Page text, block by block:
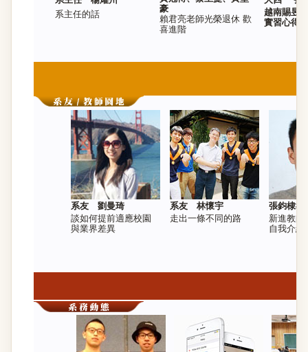
系主任的話
豪
賴君亮老師光榮退休 歡
喜進階
越南賜昱
實習心得
系友 劉曼琦
談如何提前適應校園
與業界差異
系友 林懷宇
走出一條不同的路
張鈞棣教
新進教師
自我介紹